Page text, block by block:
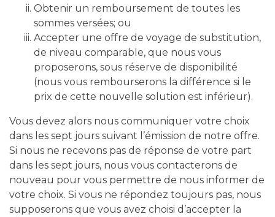
Obtenir un remboursement de toutes les
sommes versées; ou
Accepter une offre de voyage de substitution,
de niveau comparable, que nous vous
proposerons, sous réserve de disponibilité
(nous vous rembourserons la différence si le
prix de cette nouvelle solution est inférieur).
Vous devez alors nous communiquer votre choix
dans les sept jours suivant l’émission de notre offre.
Si nous ne recevons pas de réponse de votre part
dans les sept jours, nous vous contacterons de
nouveau pour vous permettre de nous informer de
votre choix. Si vous ne répondez toujours pas, nous
supposerons que vous avez choisi d’accepter la